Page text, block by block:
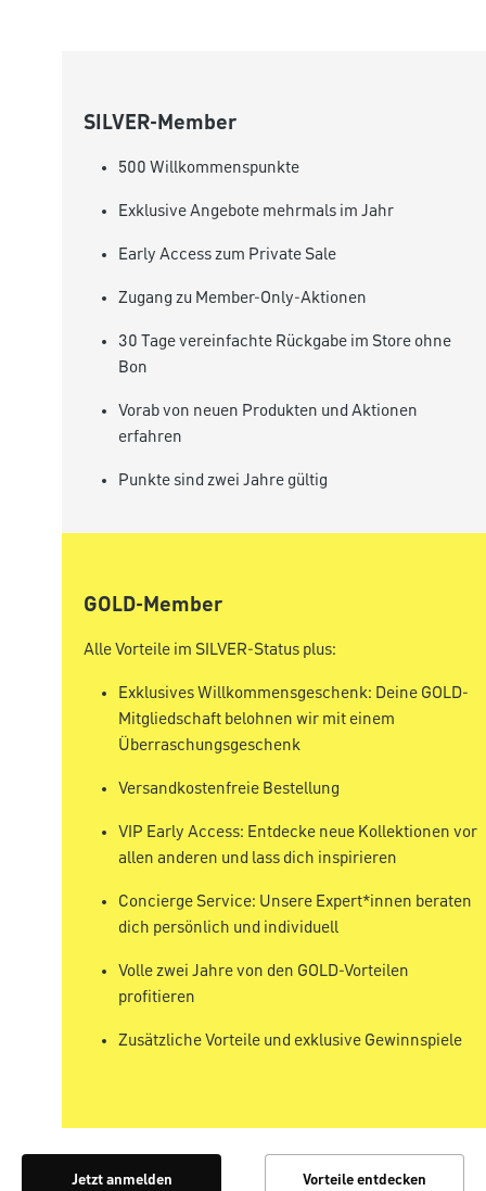
SILVER-Member
500 Willkommenspunkte
Exklusive Angebote mehrmals im Jahr
Early Access zum Private Sale
Zugang zu Member-Only-Aktionen
30 Tage vereinfachte Rückgabe im Store ohne
Bon
Vorab von neuen Produkten und Aktionen
erfahren
Punkte sind zwei Jahre gültig
GOLD-Member
Alle Vorteile im SILVER-Status plus:
Exklusives Willkommensgeschenk: Deine GOLD-
Mitgliedschaft belohnen wir mit einem
Überraschungsgeschenk
Versandkostenfreie Bestellung
VIP Early Access: Entdecke neue Kollektionen vor
allen anderen und lass dich inspirieren
Concierge Service: Unsere Expert*innen beraten
dich persönlich und individuell
Volle zwei Jahre von den GOLD-Vorteilen
profitieren
Zusätzliche Vorteile und exklusive Gewinnspiele
Jetzt anmelden Vorteile entdecken